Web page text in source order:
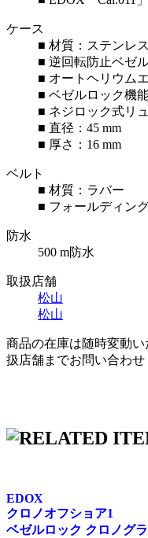
ケース
■ 材質：ステンレ
■ 逆回転防止ベゼ
■ オートヘリウム
■ ベゼルロック機
■ ネジロック式リ
■ 直径：45 mm
■ 厚さ：16 mm
ベルト
■ 材質：ラバー
■ フォールディン
防水
500 m防水
取扱店舗
松山
松山
商品の在庫は随時変動
扱店舗までお問い合わせ
EDOX
クロノオフショア1
ベゼルロック クロノグ